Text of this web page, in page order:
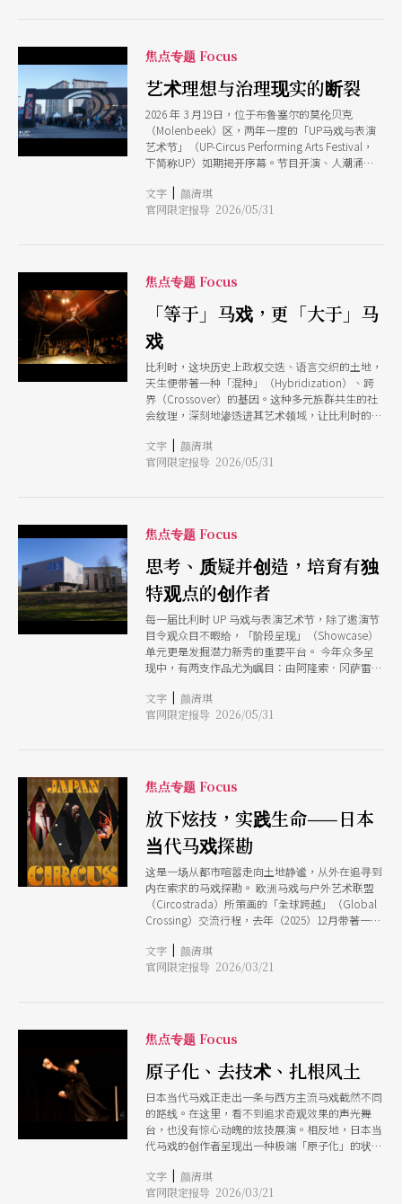
业无法发展，这些刚毕业的学生将没有工作机会，
戏之城的诞生从一开始就不只是节目平台，而是一
兰观众认识当代马戏、为学生与新锐创作者提供演
出机会，以及让孩子透过工作坊与青少年马戏团演
出亲身参与马戏。 如今回头再看，荷兰已拥有成
熟且活跃的当代马戏生态：团队数量持续增加，作
品品质稳定提升，许多创作者开始活跃于欧洲巡演
网络之中。每年举办的「荷兰马戏推介平台」
（Dutch Circus Showc
扩写为探讨关系、社会与微观美学的语言；从挑战
重力的杂耍实验，到强调「触觉与倾听」的参与式
创作，在舞台上实践著信任与共生。 罢工如同一
场「破坏式的重建」，在行动的阴霾与艺术的微光
之间，迫使我们思考：当马戏艺术不断在技术上突
破边界、超越极限时，其背后的生产体系是否也能
在权力与尊严之间，找到那道足以支撑运作的动态
平衡？一个健全的社会与艺术生态，又该如何在信
焦点专题 Focus
艺术理想与治理现实的断裂
2026 年 3 月19日，位于布鲁塞尔的莫伦贝克
（Molenbeek）区，两年一度的「UP马戏与表演
艺术节」（UP-Circus Performing Arts Festival，
下简称UP）如期揭开序幕。节目开演、人潮涌
织的风暴早已在台面下上演。 就在艺术节正式开
幕的一个礼拜前，团队成员发起了一场集体罢工。
「温柔、共融、连结」价值观背道而驰。 员工将
矛头直指组织内部长期笼罩在「毒性管理」
（Toxic Management）的阴影，控诉内容涵盖了
情绪失控、言语暴力、羞辱性沟通以及近乎偏执的
控制欲。数据显示，该机构近年来出现了异常高比
压力的问题，更是一场关于职场心理健康的尊严之
战。他们认为，当一个艺术机构每年接受政府超过
百万欧元的公共补助时，其内部治理不应再是创办
人与艺术总监的「个人意志」，而应具备现代组织
的透明度与权力制衡。 要理解这场管理危机，得
先回溯艺术节的成立背景。1990 年代，玛吉斯在
加拿大魁北克亲历了当地完整且成熟的马戏训练、
文字 | 颜清琪
官网限定报导 2026/05/31
焦点专题 Focus
「等于」马戏，更「大于」马
戏
比利时，这块历史上政权交迭、语言交织的土地，
天生便带著一种「混种」（Hybridization）、跨
界（Crossover）的基因。这种多元族群共生的社
会纹理，深刻地渗透进其艺术领域，让比利时的表
代的「法兰德斯新浪潮」（Flemish New Wave）
就是一例。在这里，边界从来不是为了隔绝，而是
霾之下（编按），今（2026）年邀演的26 部作
品，分布于布鲁塞尔的 12 个场地，共 71 场演出仍
如期登场，且质和量均十分可观。 在「马戏」的
脉络之下，身为观众，常会浮现一个饶富兴味的疑
问：「这，还算是马戏吗？」艺术节并未给出标准
再指向技巧展示，道具转为叙事装置，舞台从容器
转化为主动运作的系统，身体的风险亦被重新编码
为关系、感知与社会结构的隐喻时，马戏不再是一
种既定的形式，而是一种不断扩充、演化的语言，
而我们，仍身处其生成之中。
文字 | 颜清琪
官网限定报导 2026/05/31
焦点专题 Focus
思考、质疑并创造，培育有独
特观点的创作者
每一届比利时 UP 马戏与表演艺术节，除了邀演节
目令观众目不暇给，「阶段呈现」（Showcase）
单元更是发掘潜力新秀的重要平台。 今年众多呈
现中，有两支作品尤为瞩目：由阿隆索．冈萨雷
人创作《偏离常轨》（ ct de la plaque），在两
公尺见方的透明立方体内，与气球、垃圾桶等日常
个体如何在分歧中寻找共生之道。 两支风格迥异
的作品有著共同的血统，创作者皆毕业自比利时高
等马戏艺术学院（cole Suprieure des Arts du
Cirque，ESAC）。长期以来，ESAC 与 UP 艺术节
维持著深厚的战略合作，从驻村支持、创作研发到
接轨的实践场域。 ESAC 现任校长雷纳多．兰佩萨
德（Reynaldo Ramperssad）出身戏剧背景，透
过本次专访，他与我们分享 ESAC 如何在3年的学
程中，兼顾技能传承与艺术涵养，在高强度的体能
训练中，养成学生的「批判性思维」，让他们成为
具备独特视野，主导创作的艺术家。
文字 | 颜清琪
官网限定报导 2026/05/31
焦点专题 Focus
放下炫技，实践生命——日本
当代马戏探勘
这是一场从都市喧嚣走向土地静谧，从外在追寻到
内在索求的马戏探勘。 欧洲马戏与户外艺术联盟
（Circostrada）所策画的「全球跨越」（Global
Crossing）交流行程，去年（2025）12月带著一群
满实验色彩的横滨，进入高度饱和、人声鼎沸的繁
华东京；随后穿越传统脉动鲜明的京都与大阪，最
戏美学，在日本，艺术家正经历一场「去技术化」
的自我验证：目黑阳介在老去身体中寻求杂耍的生
命实践；山村佑理与渡边尚则分别透过「地景杂
耍」与「非人类美学」，重新定义人与物件、重力
的关系。女性艺术家如安本亚佐美与野濑山瑞希，
更以高空与大环进行「阴性书写」，将社会框架转
化为抗衡重力的意志。 这股浪潮背后的灵魂人物
「濑户内马戏工厂」创办人田中未知子，致力于将
共创，证明马戏不只是西方的回声，而是扎根于土
地的文化探寻。 从极致个人的「原子化」到与地
文字 | 颜清琪
官网限定报导 2026/03/21
焦点专题 Focus
原子化、去技术、扎根风土
日本当代马戏正走出一条与西方主流马戏截然不同
的路线。在这里，看不到追求奇观效果的声光舞
台，也没有惊心动魄的炫技展演。相反地，日本当
代马戏的创作者呈现出一种极端「原子化」的状
研，转而以个人为核心，在专注且微小的实验中，
进行一场关于身体、物件与存在的深度对话。 这
文字 | 颜清琪
官网限定报导 2026/03/21